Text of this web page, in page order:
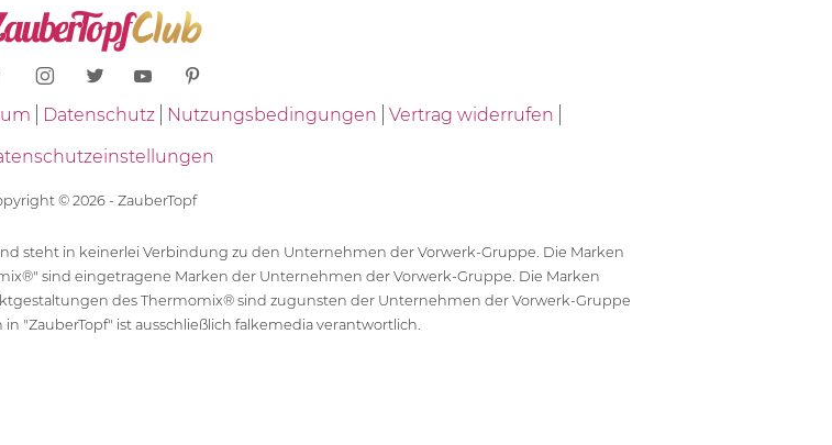
Datenschutz Nutzungsbedingungen
Vertrag widerrufen
© 2026 - ZauberTopf
steht in keinerlei Verbindung zu den Unternehmen der Vorwerk-Gruppe. Die Marken
sind eingetragene Marken der Unternehmen der Vorwerk-Gruppe. Die Marken
des Thermomix® sind zugunsten der Unternehmen der Vorwerk-Gruppe
"ZauberTopf" ist ausschließlich falkemedia verantwortlich.